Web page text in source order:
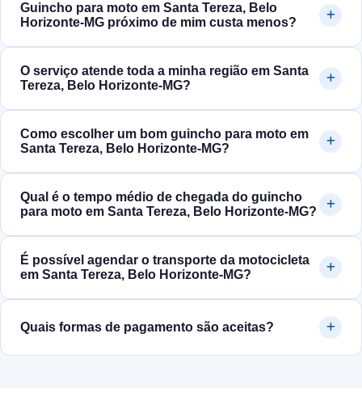
Guincho para moto em Santa Tereza, Belo
Horizonte‑MG próximo de mim custa menos?
O serviço atende toda a minha região em Santa
Tereza, Belo Horizonte‑MG?
Como escolher um bom guincho para moto em
Santa Tereza, Belo Horizonte‑MG?
Qual é o tempo médio de chegada do guincho
para moto em Santa Tereza, Belo Horizonte‑MG?
É possível agendar o transporte da motocicleta
em Santa Tereza, Belo Horizonte‑MG?
Quais formas de pagamento são aceitas?